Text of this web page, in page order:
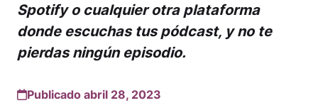
Spotify o cualquier otra plataforma
donde escuchas tus pódcast, y no te
pierdas ningún episodio.
Publicado abril 28, 2023